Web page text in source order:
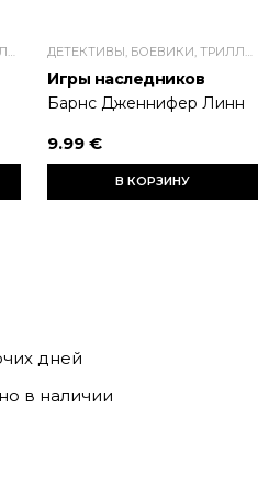
Игры наследников
Барнс Дженнифер Линн
9.99 €
В КОРЗИНУ
дней
в наличии